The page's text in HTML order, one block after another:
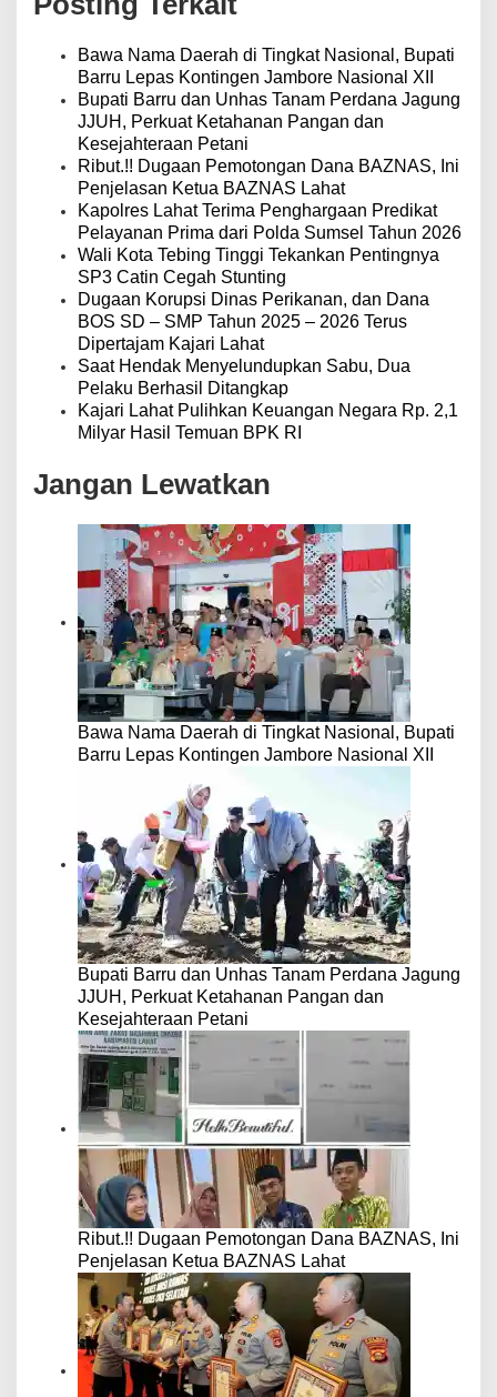
s
Bawa Nama Daerah di Tingkat Nasional, Bupati
Barru Lepas Kontingen Jambore Nasional XII
Bupati Barru dan Unhas Tanam Perdana Jagung
JJUH, Perkuat Ketahanan Pangan dan
Kesejahteraan Petani
Ribut.!! Dugaan Pemotongan Dana BAZNAS, Ini
Penjelasan Ketua BAZNAS Lahat
Kapolres Lahat Terima Penghargaan Predikat
Pelayanan Prima dari Polda Sumsel Tahun 2026
Wali Kota Tebing Tinggi Tekankan Pentingnya
SP3 Catin Cegah Stunting
Dugaan Korupsi Dinas Perikanan, dan Dana
BOS SD – SMP Tahun 2025 – 2026 Terus
Dipertajam Kajari Lahat
Saat Hendak Menyelundupkan Sabu, Dua
Pelaku Berhasil Ditangkap
Kajari Lahat Pulihkan Keuangan Negara Rp. 2,1
Milyar Hasil Temuan BPK RI
Jangan Lewatkan
Bawa Nama Daerah di Tingkat Nasional, Bupati
Barru Lepas Kontingen Jambore Nasional XII
Bupati Barru dan Unhas Tanam Perdana Jagung
JJUH, Perkuat Ketahanan Pangan dan
Kesejahteraan Petani
Ribut.!! Dugaan Pemotongan Dana BAZNAS, Ini
Penjelasan Ketua BAZNAS Lahat